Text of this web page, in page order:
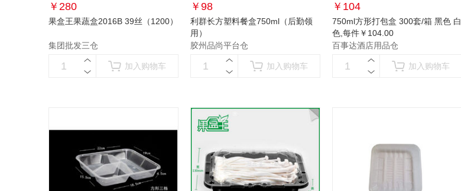
￥ 280
果盒王果蔬盒2016B 39丝（1200）
集团批发三仓
加入购物车
￥ 98
利群长方塑料餐盒750ml（后勤领
用）
胶州品尚平台仓
加入购物车
￥ 104
750ml方形打包盒 300套/箱 黑色 白
色 ,每件￥104.00
百事达酒店用品仓
加入购物车